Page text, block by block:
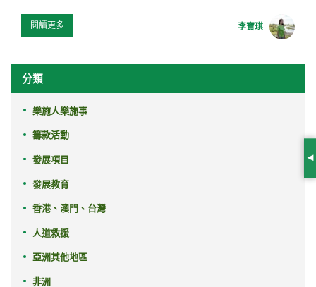
閱讀更多 李寶琪
分類
樂施人樂施事
籌款活動
發展項目
發展教育
香港、澳門、台灣
人道救援
亞洲其他地區
非洲